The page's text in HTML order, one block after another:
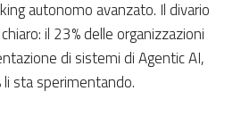
autonomo avanzato. Il divario
il 23% delle organizzazioni
di sistemi di Agentic AI,
sta sperimentando.